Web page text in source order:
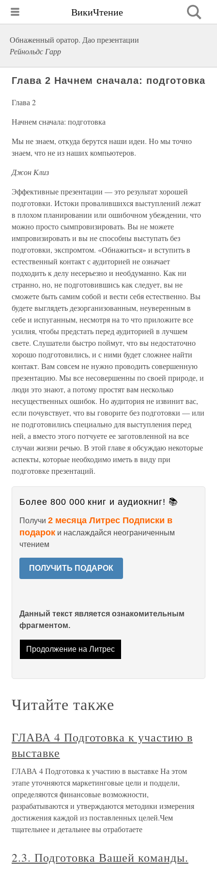
ВикиЧтение
Обнаженный оратор. Дао презентации
Рейнольдс Гарр
Глава 2 Начнем сначала: подготовка
Глава 2
Начнем сначала: подготовка
Мы не знаем, откуда берутся наши идеи. Но мы точно
знаем, что не из наших компьютеров.
Джон Клиз
Эффективные презентации — это результат хорошей
подготовки. Истоки провалившихся выступлений лежат
в плохом планировании или ошибочном убеждении, что
можно просто сымпровизировать. Вы не можете
импровизировать и вы не способны выступать без
подготовки, экспромтом. «Обнажиться» и вступить в
естественный контакт с аудиторией не означает
подходить к делу несерьезно и необдуманно. Как ни
странно, но, не подготовившись как следует, вы не
сможете быть самим собой и вести себя естественно. Вы
будете выглядеть дезорганизованным, неуверенным в
себе и испуганным, несмотря на то что приложите все
усилия, чтобы предстать перед аудиторией в лучшем
свете. Слушатели быстро поймут, что вы недостаточно
хорошо подготовились, и с ними будет сложнее найти
контакт. Вам совсем не нужно проводить совершенную
презентацию. Мы все несовершенны по своей природе, и
люди это знают, а потому простят вам несколько
несущественных ошибок. Но аудитория не извинит вас,
если почувствует, что вы говорите без подготовки — или
не подготовились специально для выступления перед
ней, а вместо этого потчуете ее заготовленной на все
случаи жизни речью. В этой главе я обсуждаю некоторые
аспекты, которые необходимо иметь в виду при
подготовке презентаций.
Более 800 000 книг и аудиокниг! 📚
Получи 2 месяца Литрес Подписки в
подарок и наслаждайся неограниченным
чтением
ПОЛУЧИТЬ ПОДАРОК
Данный текст является ознакомительным
фрагментом.
Продолжение на Литрес
Читайте также
ГЛАВА 4 Подготовка к участию в
выставке
ГЛАВА 4 Подготовка к участию в выставке На этом
этапе уточняются маркетинговые цели и подцели,
определяются финансовые возможности,
разрабатываются и утверждаются методики измерения
достижения каждой из поставленных целей.Чем
тщательнее и детальнее вы отработаете
2.3. Подготовка Вашей команды.